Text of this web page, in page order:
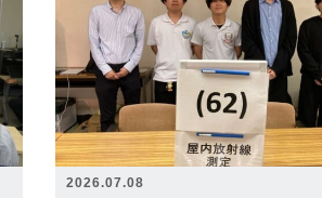
2026.07.08